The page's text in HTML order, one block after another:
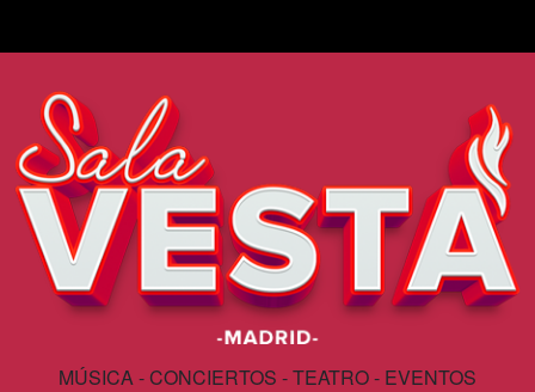
MÚSICA - CONCIERTOS - TEATRO - EVENTOS